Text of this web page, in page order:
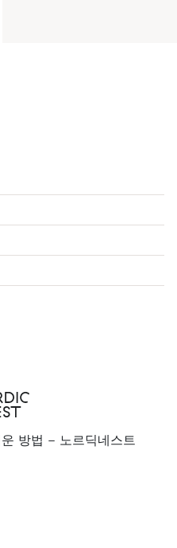
방법 - 노르딕네스트